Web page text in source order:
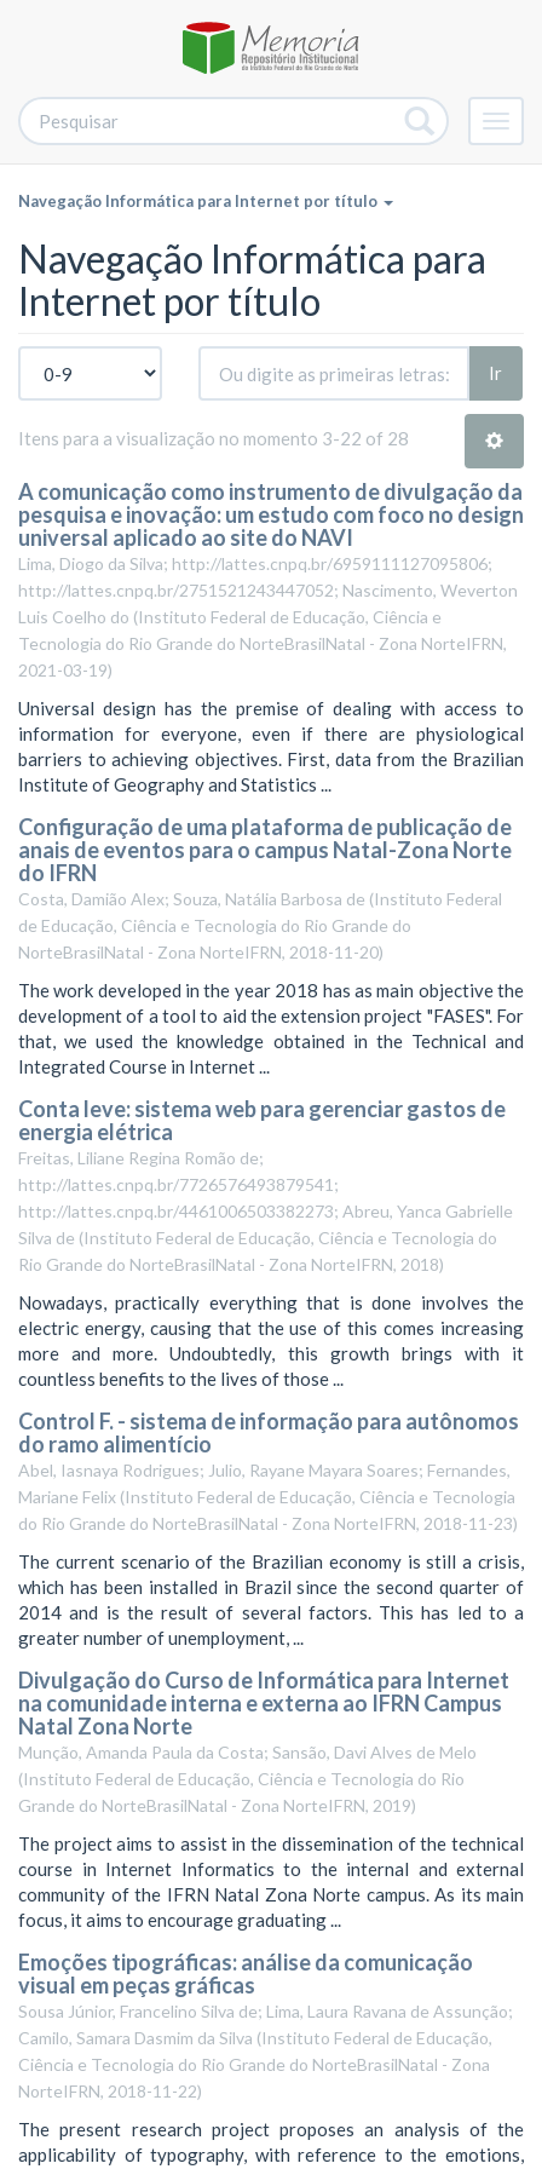
Navegação Informática para Internet por título
Navegação Informática para
Internet por título
Ir
Itens para a visualização no momento 3-22 of 28
A comunicação como instrumento de divulgação da
pesquisa e inovação: um estudo com foco no design
universal aplicado ao site do NAVI
Lima, Diogo da Silva; http://lattes.cnpq.br/6959111127095806;
http://lattes.cnpq.br/2751521243447052; Nascimento, Weverton
Luis Coelho do (Instituto Federal de Educação, Ciência e
Tecnologia do Rio Grande do NorteBrasilNatal - Zona NorteIFRN,
2021-03-19)
Universal design has the premise of dealing with access to
information for everyone, even if there are physiological
barriers to achieving objectives. First, data from the Brazilian
Institute of Geography and Statistics ...
Configuração de uma plataforma de publicação de
anais de eventos para o campus Natal-Zona Norte
do IFRN
Costa, Damião Alex; Souza, Natália Barbosa de (Instituto Federal
de Educação, Ciência e Tecnologia do Rio Grande do
NorteBrasilNatal - Zona NorteIFRN, 2018-11-20)
The work developed in the year 2018 has as main objective the
development of a tool to aid the extension project "FASES". For
that, we used the knowledge obtained in the Technical and
Integrated Course in Internet ...
Conta leve: sistema web para gerenciar gastos de
energia elétrica
Freitas, Liliane Regina Romão de;
http://lattes.cnpq.br/7726576493879541;
http://lattes.cnpq.br/4461006503382273; Abreu, Yanca Gabrielle
Silva de (Instituto Federal de Educação, Ciência e Tecnologia do
Rio Grande do NorteBrasilNatal - Zona NorteIFRN, 2018)
Nowadays, practically everything that is done involves the
electric energy, causing that the use of this comes increasing
more and more. Undoubtedly, this growth brings with it
countless benefits to the lives of those ...
Control F. - sistema de informação para autônomos
do ramo alimentício
Abel, Iasnaya Rodrigues; Julio, Rayane Mayara Soares; Fernandes,
Mariane Felix (Instituto Federal de Educação, Ciência e Tecnologia
do Rio Grande do NorteBrasilNatal - Zona NorteIFRN, 2018-11-23)
The current scenario of the Brazilian economy is still a crisis,
which has been installed in Brazil since the second quarter of
2014 and is the result of several factors. This has led to a
greater number of unemployment, ...
Divulgação do Curso de Informática para Internet
na comunidade interna e externa ao IFRN Campus
Natal Zona Norte
Munção, Amanda Paula da Costa; Sansão, Davi Alves de Melo
(Instituto Federal de Educação, Ciência e Tecnologia do Rio
Grande do NorteBrasilNatal - Zona NorteIFRN, 2019)
The project aims to assist in the dissemination of the technical
course in Internet Informatics to the internal and external
community of the IFRN Natal Zona Norte campus. As its main
focus, it aims to encourage graduating ...
Emoções tipográficas: análise da comunicação
visual em peças gráficas
Sousa Júnior, Francelino Silva de; Lima, Laura Ravana de Assunção;
Camilo, Samara Dasmim da Silva (Instituto Federal de Educação,
Ciência e Tecnologia do Rio Grande do NorteBrasilNatal - Zona
NorteIFRN, 2018-11-22)
The present research project proposes an analysis of the
applicability of typography, with reference to the emotions,